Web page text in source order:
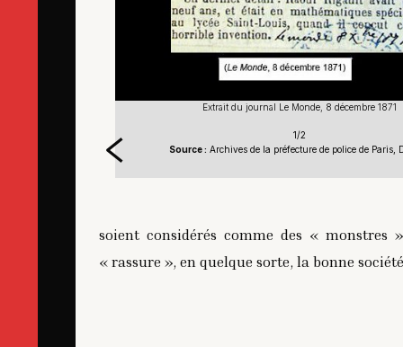
Extrait du journal Le Monde, 8 décembre 1871
1/2
Source : Archives de la préfecture de police de Paris,
soient considérés comme des « monstres
« rassure », en quelque sorte, la bonne